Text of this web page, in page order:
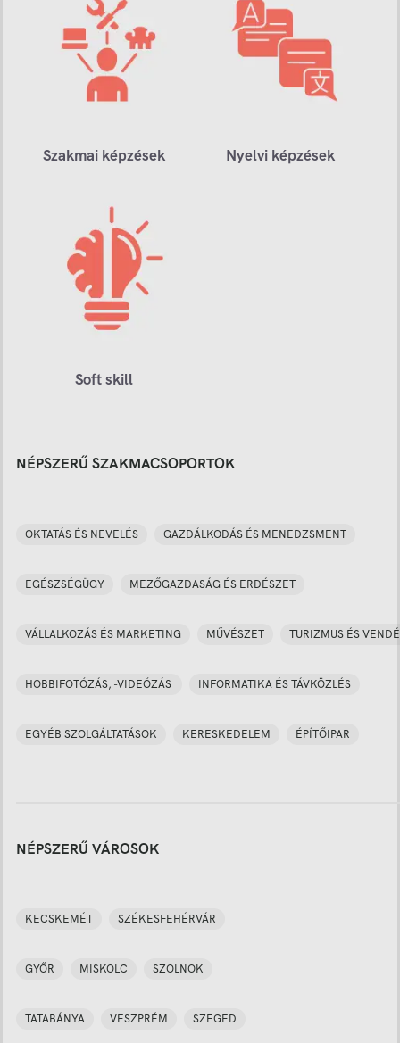
Szakmai képzések Nyelvi képzések
Soft skill
NÉPSZERŰ SZAKMACSOPORTOK
OKTATÁS ÉS NEVELÉS GAZDÁLKODÁS ÉS MENEDZSMENT
EGÉSZSÉGÜGY MEZŐGAZDASÁG ÉS ERDÉSZET
VÁLLALKOZÁS ÉS MARKETING MŰVÉSZET TURIZMUS ÉS
HOBBIFOTÓZÁS, -VIDEÓZÁS INFORMATIKA ÉS TÁVKÖZLÉS
EGYÉB SZOLGÁLTATÁSOK KERESKEDELEM ÉPÍTŐIPAR
NÉPSZERŰ VÁROSOK
KECSKEMÉT SZÉKESFEHÉRVÁR
GYŐR MISKOLC SZOLNOK
TATABÁNYA VESZPRÉM SZEGED